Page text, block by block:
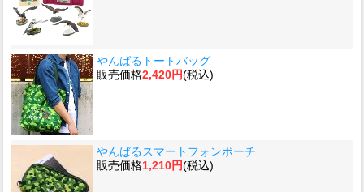
やんばるトートバッグ
販売価格2,420円(税込)
やんばるスマートフォンポーチ
販売価格1,210円(税込)